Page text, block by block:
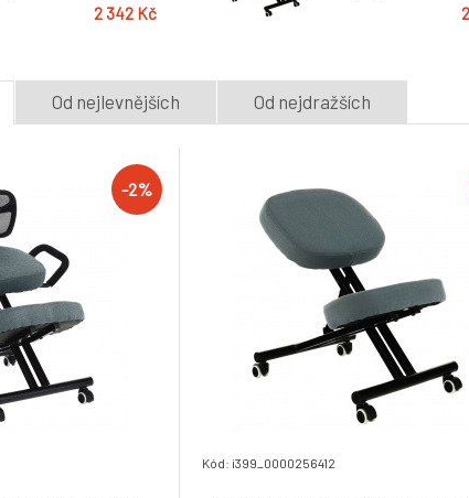
2 342 Kč
Od nejlevnějších Od nejdražších
-2%
Kód: i399_0000256412